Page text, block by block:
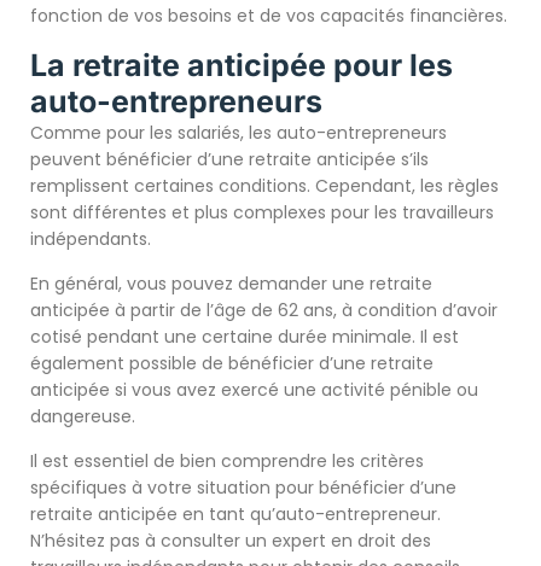
fonction de vos besoins et de vos capacités financières.
La retraite anticipée pour les
auto-entrepreneurs
Comme pour les salariés, les auto-entrepreneurs
peuvent bénéficier d’une retraite anticipée s’ils
remplissent certaines conditions. Cependant, les règles
sont différentes et plus complexes pour les travailleurs
indépendants.
En général, vous pouvez demander une retraite
anticipée à partir de l’âge de 62 ans, à condition d’avoir
cotisé pendant une certaine durée minimale. Il est
également possible de bénéficier d’une retraite
anticipée si vous avez exercé une activité pénible ou
dangereuse.
Il est essentiel de bien comprendre les critères
spécifiques à votre situation pour bénéficier d’une
retraite anticipée en tant qu’auto-entrepreneur.
N’hésitez pas à consulter un expert en droit des